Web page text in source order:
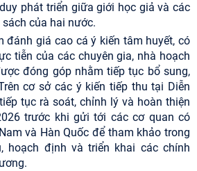
phát triển giữa giới học giả và các
của hai nước.
đánh giá cao cá ý kiến tâm huyết, có
tiễn của các chuyên gia, nhà hoạch
đóng góp nhằm tiếp tục bổ sung,
cơ sở các ý kiến tiếp thu tại Diễn
tục rà soát, chỉnh lý và hoàn thiện
trước khi gửi tới các cơ quan có
và Hàn Quốc để tham khảo trong
hoạch định và triển khai các chính